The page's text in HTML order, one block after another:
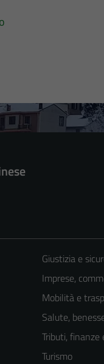
Giustizia e
Imprese,
Mobilità e
Salute,
Tributi,
Turismo